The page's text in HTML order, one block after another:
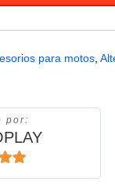
Carplay
y
para motos,
por: